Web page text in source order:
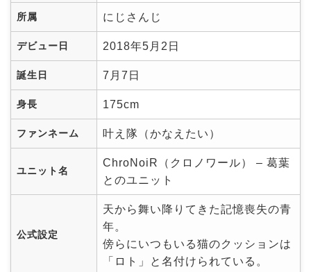
所属 にじさんじ
デビュー日 2018年5月2日
誕生日 7月7日
身長 175cm
ファンネーム 叶え隊（かなえたい）
ユニット名
ChroNoiR（クロノワール） – 葛葉
とのユニット
公式設定
天から舞い降りてきた記憶喪失の青
年。
傍らにいつもいる猫のクッションは
「ロト」と名付けられている。